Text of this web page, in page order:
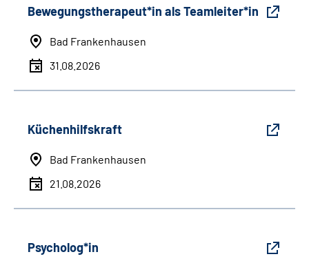
Bewegungstherapeut*in als Teamleiter*in
Bad Frankenhausen
31.08.2026
Küchenhilfskraft
Bad Frankenhausen
21.08.2026
Psycholog*in